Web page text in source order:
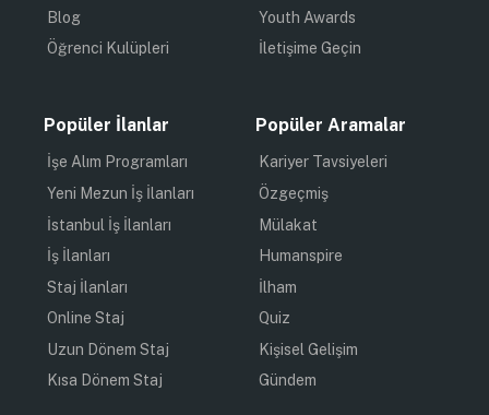
Blog
Öğrenci Kulüpleri
Youth Awards
İletişime Geçin
Popüler İlanlar
İşe Alım Programları
Yeni Mezun İş İlanları
İstanbul İş İlanları
İş İlanları
Staj İlanları
Online Staj
Uzun Dönem Staj
Kısa Dönem Staj
Popüler Aramalar
Kariyer Tavsiyeleri
Özgeçmiş
Mülakat
Humanspire
İlham
Quiz
Kişisel Gelişim
Gündem